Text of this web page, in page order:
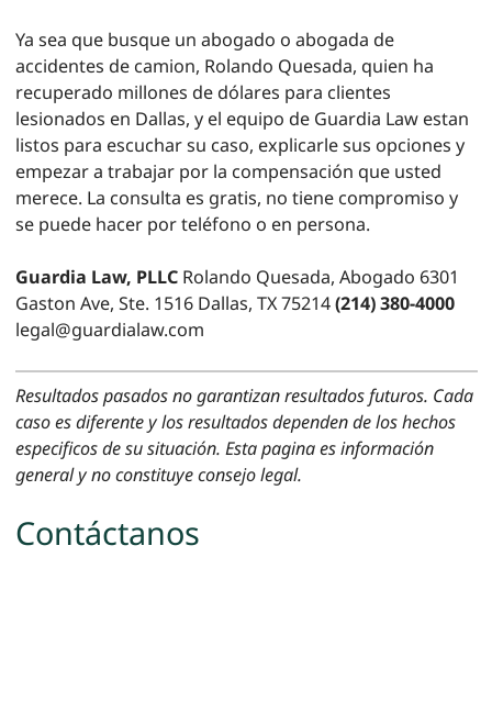
Ya sea que busque un abogado o abogada de
accidentes de camion, Rolando Quesada, quien ha
recuperado millones de dólares para clientes
lesionados en Dallas, y el equipo de Guardia Law estan
listos para escuchar su caso, explicarle sus opciones y
empezar a trabajar por la compensación que usted
merece. La consulta es gratis, no tiene compromiso y
se puede hacer por teléfono o en persona.
Guardia Law, PLLCRolando Quesada, Abogado 6301
Gaston Ave, Ste. 1516 Dallas, TX 75214(214) 380-4000
legal@guardialaw.com
Resultados pasados no garantizan resultados futuros. Cada
caso es diferente y los resultados dependen de los hechos
especificos de su situación. Esta pagina es información
general y no constituye consejo legal.
Contáctanos